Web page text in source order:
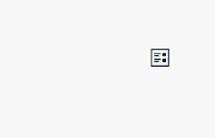
Viste
Lista